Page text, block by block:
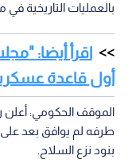
بالعمليات التاريخية في
اقرأ أيضا:
أول قاعدة
الموقف الحكومي: أعلن
طرفه لم يوافق بعد
بنود نزع السلاح.